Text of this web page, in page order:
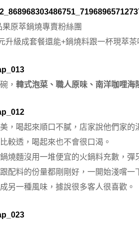
果原萃鍋燒專賣粉絲團
升級成套餐還能+鍋燒料跟一杯現萃茶
， 韓式泡菜、職人原味、南洋咖哩海
，喝起來順口不膩，店家說他們家的
較透，喝起來也不會很口渴。
燒麵沒用一堆便宜的火鍋料充數，彈
配料的份量都剛剛好，一開始淺嚐一
另一種風味，據說很多客人很喜歡。